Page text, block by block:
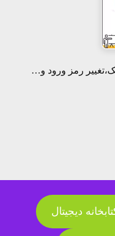
رمز ورود و…
دیجیتال